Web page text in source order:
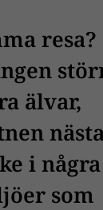
resa?
älvar,
i
som